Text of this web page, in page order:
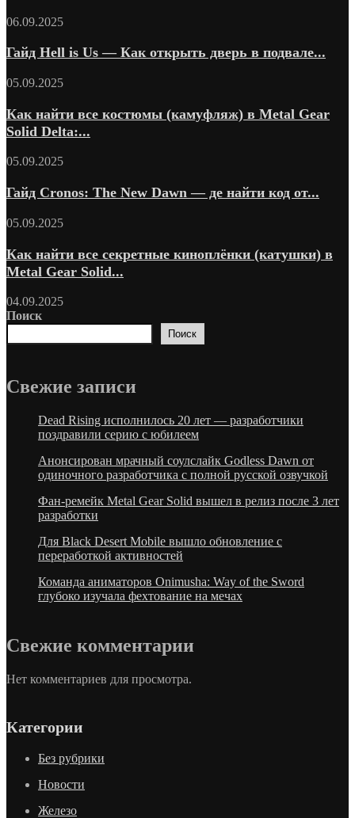
06.09.2025
Гайд Hell is Us — Как открыть дверь в подвале...
05.09.2025
Как найти все костюмы (камуфляж) в Metal Gear
Solid Delta:...
05.09.2025
Гайд Cronos: The New Dawn — де найти код от...
05.09.2025
Как найти все секретные киноплёнки (катушки) в
Metal Gear Solid...
04.09.2025
Поиск
Поиск
Свежие запиcи
Dead Rising исполнилось 20 лет — разработчики
поздравили серию с юбилеем
Анонсирован мрачный соулслайк Godless Dawn от
одиночного разработчика с полной русской озвучкой
Фан-ремейк Metal Gear Solid вышел в релиз после 3 лет
разработки
Для Black Desert Mobile вышло обновление с
переработкой активностей
Команда аниматоров Onimusha: Way of the Sword
глубоко изучала фехтование на мечах
Свежие комментарии
Нет комментариев для просмотра.
Категории
Без рубрики
Новости
Железо